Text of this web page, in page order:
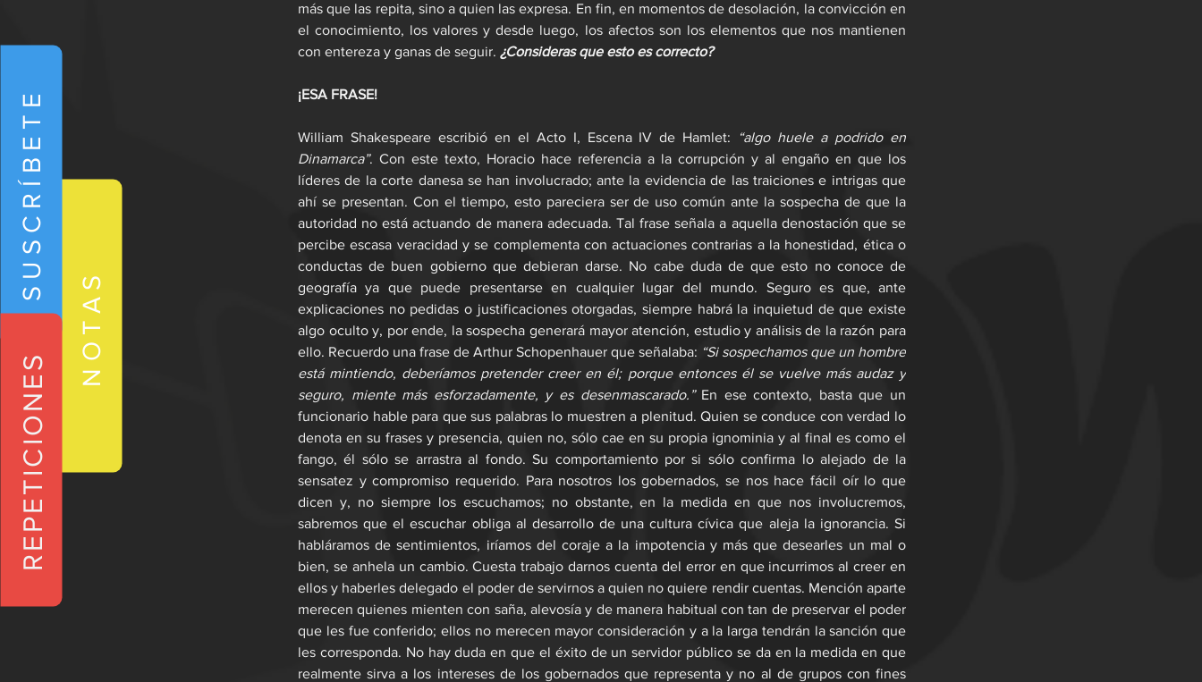
NOTAS
SUSCRÍBETE
REPETICIONES
más que las repita, sino a quien las expresa. En fin, en momentos de desolación, la convicción en
el conocimiento, los valores y desde luego, los afectos son los elementos que nos mantienen
con entereza y ganas de seguir. ¿Consideras que esto es correcto?
¡ESA FRASE!
William Shakespeare escribió en el Acto I, Escena IV de Hamlet:
“algo huele a podrido en
Dinamarca”. Con este texto, Horacio hace referencia a la corrupción y al engaño en que los
líderes de la corte danesa se han involucrado; ante la evidencia de las traiciones e intrigas que
ahí se presentan. Con el tiempo, esto pareciera ser de uso común ante la sospecha de que la
autoridad no está actuando de manera adecuada. Tal frase señala a aquella denostación que se
percibe escasa veracidad y se complementa con actuaciones contrarias a la honestidad, ética o
conductas de buen gobierno que debieran darse. No cabe duda de que esto no conoce de
geografía ya que puede presentarse en cualquier lugar del mundo. Seguro es que, ante
explicaciones no pedidas o justificaciones otorgadas, siempre habrá la inquietud de que existe
algo oculto y, por ende, la sospecha generará mayor atención, estudio y análisis de la razón para
ello. Recuerdo una frase de Arthur Schopenhauer que señalaba: “Si sospechamos que un hombre
está mintiendo, deberíamos pretender creer en él; porque entonces él se vuelve más audaz y
seguro, miente más esforzadamente, y es desenmascarado.” En ese contexto, basta que un
funcionario hable para que sus palabras lo muestren a plenitud. Quien se conduce con verdad lo
denota en su frases y presencia, quien no, sólo cae en su propia ignominia y al final es como el
fango, él sólo se arrastra al fondo. Su comportamiento por si sólo confirma lo alejado de la
sensatez y compromiso requerido. Para nosotros los gobernados, se nos hace fácil oír lo que
dicen y, no siempre los escuchamos; no obstante, en la medida en que nos involucremos,
sabremos que el escuchar obliga al desarrollo de una cultura cívica que aleja la ignorancia. Si
habláramos de sentimientos, iríamos del coraje a la impotencia y más que desearles un mal o
bien, se anhela un cambio. Cuesta trabajo darnos cuenta del error en que incurrimos al creer en
ellos y haberles delegado el poder de servirnos a quien no quiere rendir cuentas. Mención aparte
merecen quienes mienten con saña, alevosía y de manera habitual con tan de preservar el poder
que les fue conferido; ellos no merecen mayor consideración y a la larga tendrán la sanción que
les corresponda. No hay duda en que el éxito de un servidor público se da en la medida en que
realmente sirva a los intereses de los gobernados que representa y no al de grupos con fines